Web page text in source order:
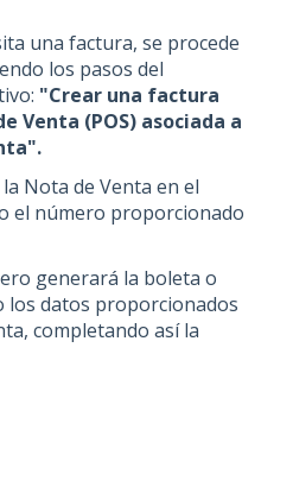
una factura, se procede
los pasos del
"Crear una factura
Venta (POS) asociada a
Nota de Venta en el
el número proporcionado
generará la boleta o
los datos proporcionados
completando así la